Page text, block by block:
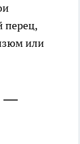
перец,
или
—